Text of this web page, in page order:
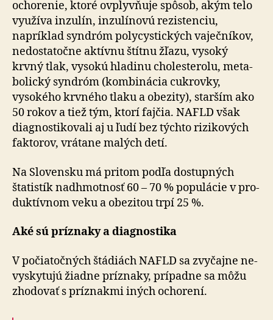
ocho­re­nie, ktoré ovplyvňuje spôsob, akým telo
využíva inzulín, inzulínovú rezistenciu,
napríklad syndróm poly­cystických vaječníkov,
ne­dosta­točne aktívnu štítnu žľazu, vysoký
krvný tlak, vysokú hladinu choleste­rolu, meta­
bo­lický syndróm (kom­bi­nácia cukrovky,
vysokého krvného tlaku a obezity), starším ako
50 rokov a tiež tým, ktorí fajčia. NAFLD však
diagnostikovali aj u ľudí bez týchto rizi­ko­vých
faktorov, vrá­tane malých detí.
Na Slovensku má pritom podľa dostupných
štatistík nad­hmotnosť 60 – 70 % po­pu­lácie v pro­
duk­tív­nom veku a obe­zi­tou trpí 25 %.
Aké sú príznaky a diagnostika
V počiatočných štádiách NAFLD sa zvyčajne ne­
vysky­tujú žiadne príznaky, prí­padne sa môžu
zho­do­vať s príznakmi iných ochorení.